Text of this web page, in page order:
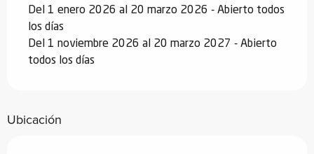
Del 1 enero 2026 al 20 marzo 2026 - Abierto todos
los días
Del 1 noviembre 2026 al 20 marzo 2027 - Abierto
todos los días
Ubicación